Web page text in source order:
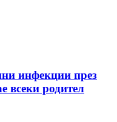
инфекции през
всеки родител